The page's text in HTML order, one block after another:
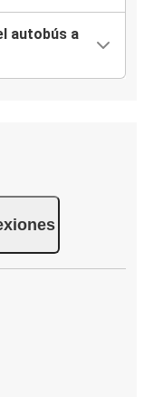
autobús a